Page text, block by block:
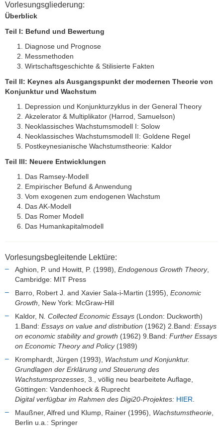
Vorlesungsgliederung:
Überblick
Teil I: Befund und Bewertung
Diagnose und Prognose
Messmethoden
Wirtschaftsgeschichte & Stilisierte Fakten
Teil II: Keynes als Ausgangspunkt der modernen Theorie von
Konjunktur und Wachstum
Depression und Konjunkturzyklus in der General Theory
Akzelerator & Multiplikator (Harrod, Samuelson)
Neoklassisches Wachstumsmodell I: Solow
Neoklassisches Wachstumsmodell II: Goldene Regel
Postkeynesianische Wachstumstheorie: Kaldor
Teil III: Neuere Entwicklungen
Das Ramsey-Modell
Empirischer Befund & Anwendung
Vom exogenen zum endogenen Wachstum
Das AK-Modell
Das Romer Modell
Das Humankapitalmodell
Vorlesungsbegleitende Lektüre:
Aghion, P. und Howitt, P. (1998), Endogenous Growth Theory,
Cambridge: MIT Press
Barro, Robert J. and Xavier Sala-i-Martin (1995), Economic
Growth, New York: McGraw-Hill
Kaldor, N. Collected Economic Essays (London: Duckworth)
1.Band: Essays on value and distribution (1962) 2.Band: Essays
on economic stability and growth (1962) 9.Band: Further Essays
on Economic Theory and Policy(1989)
Kromphardt, Jürgen (1993), Wachstum und Konjunktur.
Grundlagen der Erklärung und Steuerung des
Wachstumsprozesses, 3., völlig neu bearbeitete Auflage,
Göttingen: Vandenhoeck & Ruprecht
Digital verfügbar im Rahmen des Digi20-Projektes: HIER.
Maußner, Alfred und Klump, Rainer (1996), Wachstumstheorie,
Berlin u.a.: Springer